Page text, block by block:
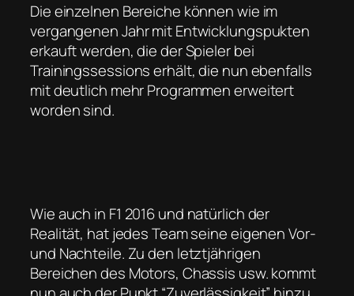
Die einzelnen Bereiche können wie im
vergangenen Jahr mit Entwicklungspukten
erkauft werden, die der Spieler bei
Trainingssessions erhält, die nun ebenfalls
mit deutlich mehr Programmen erweitert
worden sind.
Wie auch in F1 2016 und natürlich der
Realität, hat jedes Team seine eigenen Vor-
und Nachteile. Zu den letztjährigen
Bereichen des Motors, Chassis usw. kommt